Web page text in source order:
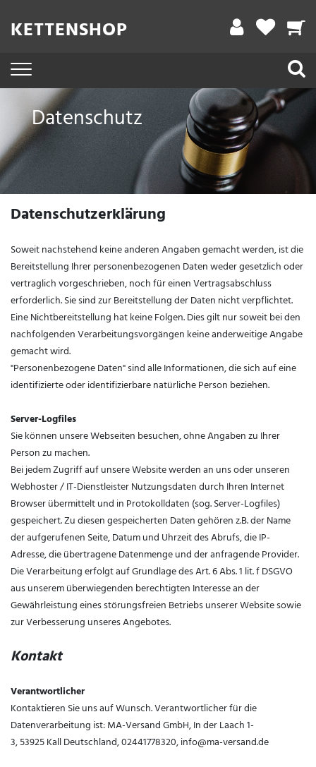
KETTENSHOP
Datenschutz
Datenschutzerklärung
Soweit nachstehend keine anderen Angaben gemacht werden, ist die
Bereitstellung Ihrer personenbezogenen Daten weder gesetzlich oder
vertraglich vorgeschrieben, noch für einen Vertragsabschluss
erforderlich. Sie sind zur Bereitstellung der Daten nicht verpflichtet.
Eine Nichtbereitstellung hat keine Folgen. Dies gilt nur soweit bei den
nachfolgenden Verarbeitungsvorgängen keine anderweitige Angabe
gemacht wird.
"Personenbezogene Daten" sind alle Informationen, die sich auf eine
identifizierte oder identifizierbare natürliche Person beziehen.
Server-Logfiles
Sie können unsere Webseiten besuchen, ohne Angaben zu Ihrer
Person zu machen.
Bei jedem Zugriff auf unsere Website werden an uns oder unseren
Webhoster / IT-Dienstleister Nutzungsdaten durch Ihren Internet
Browser übermittelt und in Protokolldaten (sog. Server-Logfiles)
gespeichert. Zu diesen gespeicherten Daten gehören z.B. der Name
der aufgerufenen Seite, Datum und Uhrzeit des Abrufs, die IP-
Adresse, die übertragene Datenmenge und der anfragende Provider.
Die Verarbeitung erfolgt auf Grundlage des Art. 6 Abs. 1 lit. f DSGVO
aus unserem überwiegenden berechtigten Interesse an der
Gewährleistung eines störungsfreien Betriebs unserer Website sowie
zur Verbesserung unseres Angebotes.
Kontakt
Verantwortlicher
Kontaktieren Sie uns auf Wunsch. Verantwortlicher für die
Datenverarbeitung ist:MA-Versand GmbH,In der Laach 1-
3,53925KallDeutschland,02441778320,info@ma-versand.de